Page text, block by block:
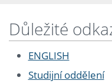
Důležité
ENGLISH
Studijní oddělení